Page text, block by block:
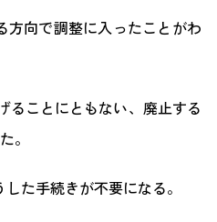
方向で調整に入ったことがわ
ることにともない、廃止する
。
た手続きが不要になる。